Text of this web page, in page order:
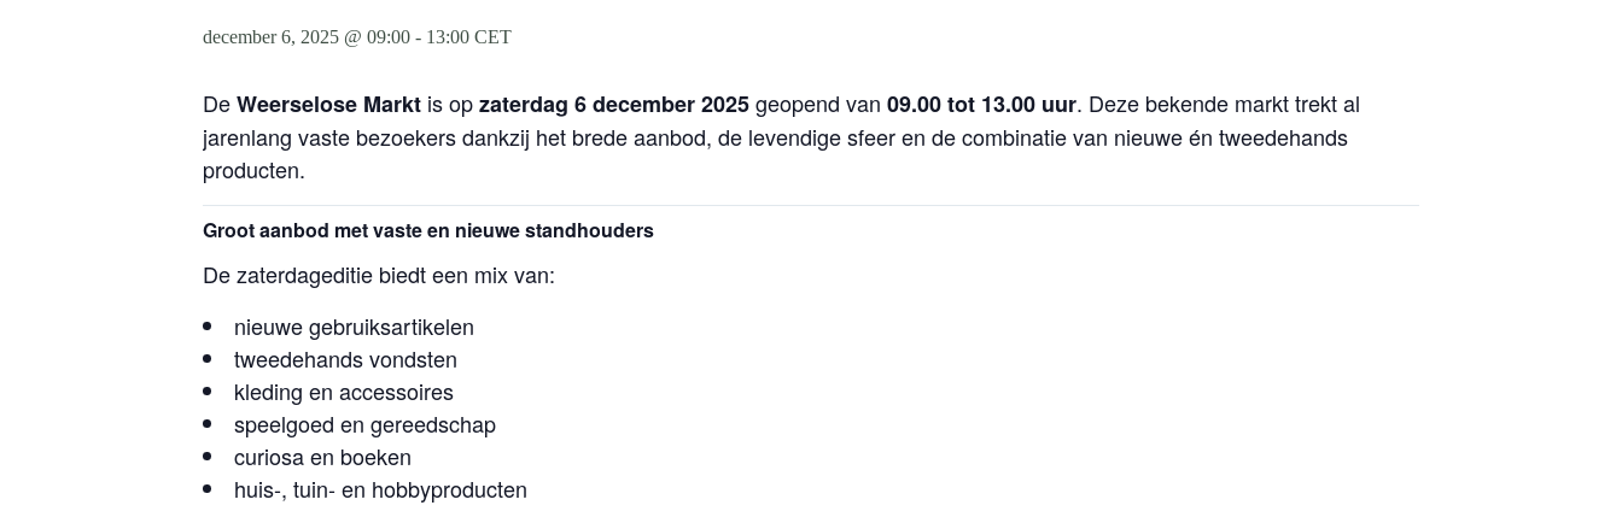
december 6, 2025 @ 09:00 - 13:00 CET
DeWeerselose Markt is opzaterdag 6 december 2025geopend van 09.00 tot 13.00 uur. Deze bekende markt trekt al
jarenlang vaste bezoekers dankzij het brede aanbod, de levendige sfeer en de combinatie van nieuwe én tweedehands
producten.
Groot aanbod met vaste en nieuwe standhouders
De zaterdageditie biedt een mix van:
nieuwe gebruiksartikelen
tweedehands vondsten
kleding en accessoires
speelgoed en gereedschap
curiosa en boeken
huis-, tuin- en hobbyproducten